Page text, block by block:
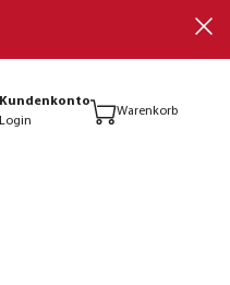
Kundenkonto
Login
Warenkorb